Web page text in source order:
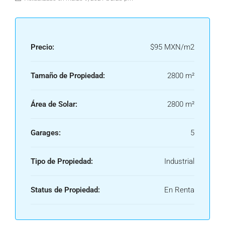
Precio: $95 MXN/m2
Tamaño de Propiedad: 2800 m²
Área de Solar: 2800 m²
Garages: 5
Tipo de Propiedad: Industrial
Status de Propiedad: En Renta